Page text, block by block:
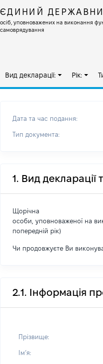
ЄДИНИЙ
осіб, уповноважених на виконання
самоврядування
Вид декларації: Рік:
Дата та час подання:
Тип документа:
1. Вид декларації
Щорічна
особи, уповноваженої на
попередній рік)
Чи продовжуєте Ви
2.1. Інформація
Прізвище:
Імʼя: